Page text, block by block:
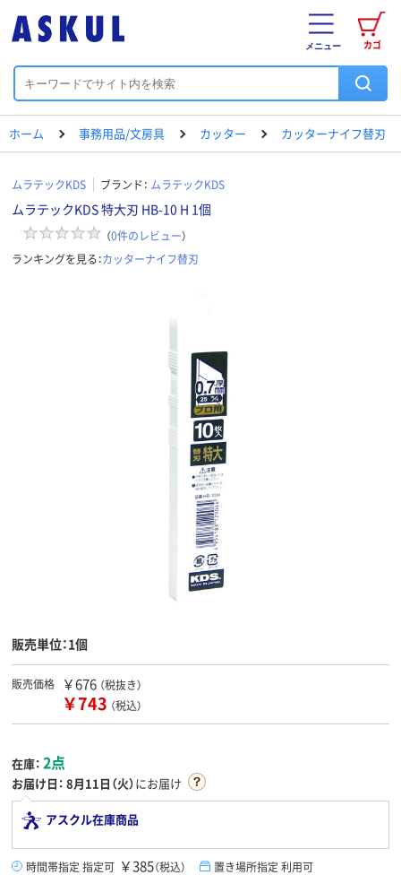
カゴ
メニュー
ホーム 事務用品/文房具 カッター カッターナイフ替刃
ムラテックKDS ブランド： ムラテックKDS
ムラテックKDS 特大刃 HB-10 H 1個
（0件のレビュー）
ランキングを見る：カッターナイフ替刃
販売単位：1個
販売価格 ￥676 （税抜き）
￥743 （税込）
在庫： 2点
お届け日： 8月11日（火）にお届け
アスクル在庫商品
時間帯指定 指定可 ￥385（税込） 置き場所指定 利用可